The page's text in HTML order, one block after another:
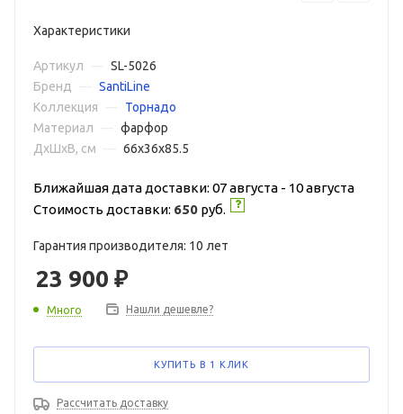
Характеристики
Артикул
SL-5026
Бренд
SantiLine
Коллекция
Торнадо
Материал
фарфор
ДxШxВ, см
66x36x85.5
Ближайшая дата доставки: 07 августа - 10 августа
Стоимость доставки: 650 руб.
Гарантия производителя: 10 лет
23 900 ₽
Много Нашли дешевле?
КУПИТЬ В 1 КЛИК
Рассчитать доставку